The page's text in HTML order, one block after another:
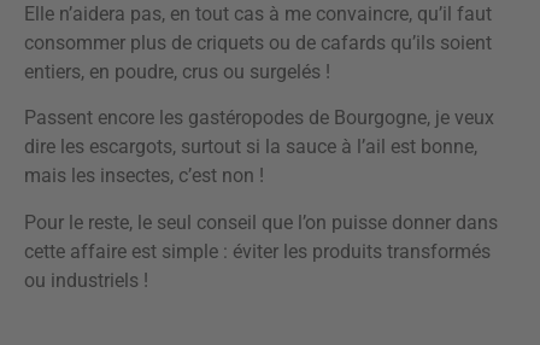
Elle n’aidera pas, en tout cas à me convaincre, qu’il faut
consommer plus de criquets ou de cafards qu’ils soient
entiers, en poudre, crus ou surgelés !
Passent encore les gastéropodes de Bourgogne, je veux
dire les escargots, surtout si la sauce à l’ail est bonne,
mais les insectes, c’est non !
Pour le reste, le seul conseil que l’on puisse donner dans
cette affaire est simple : éviter les produits transformés
ou industriels !